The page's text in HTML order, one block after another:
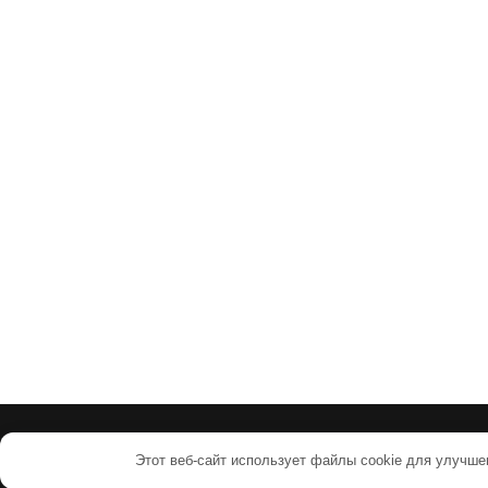
Этот веб-сайт использует файлы cookie для